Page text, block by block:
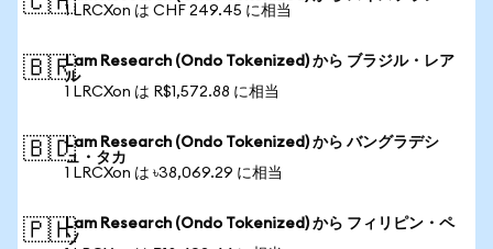
1 LRCXon は CHF 249.45 に相当
🇧🇷Lam Research (Ondo Tokenized) から ブラジル・レア
ル
1 LRCXon は R$1,572.88 に相当
🇧🇩Lam Research (Ondo Tokenized) から バングラデシ
ュ・タカ
1 LRCXon は ৳38,069.29 に相当
🇵🇭Lam Research (Ondo Tokenized) から フィリピン・ペ
ソ